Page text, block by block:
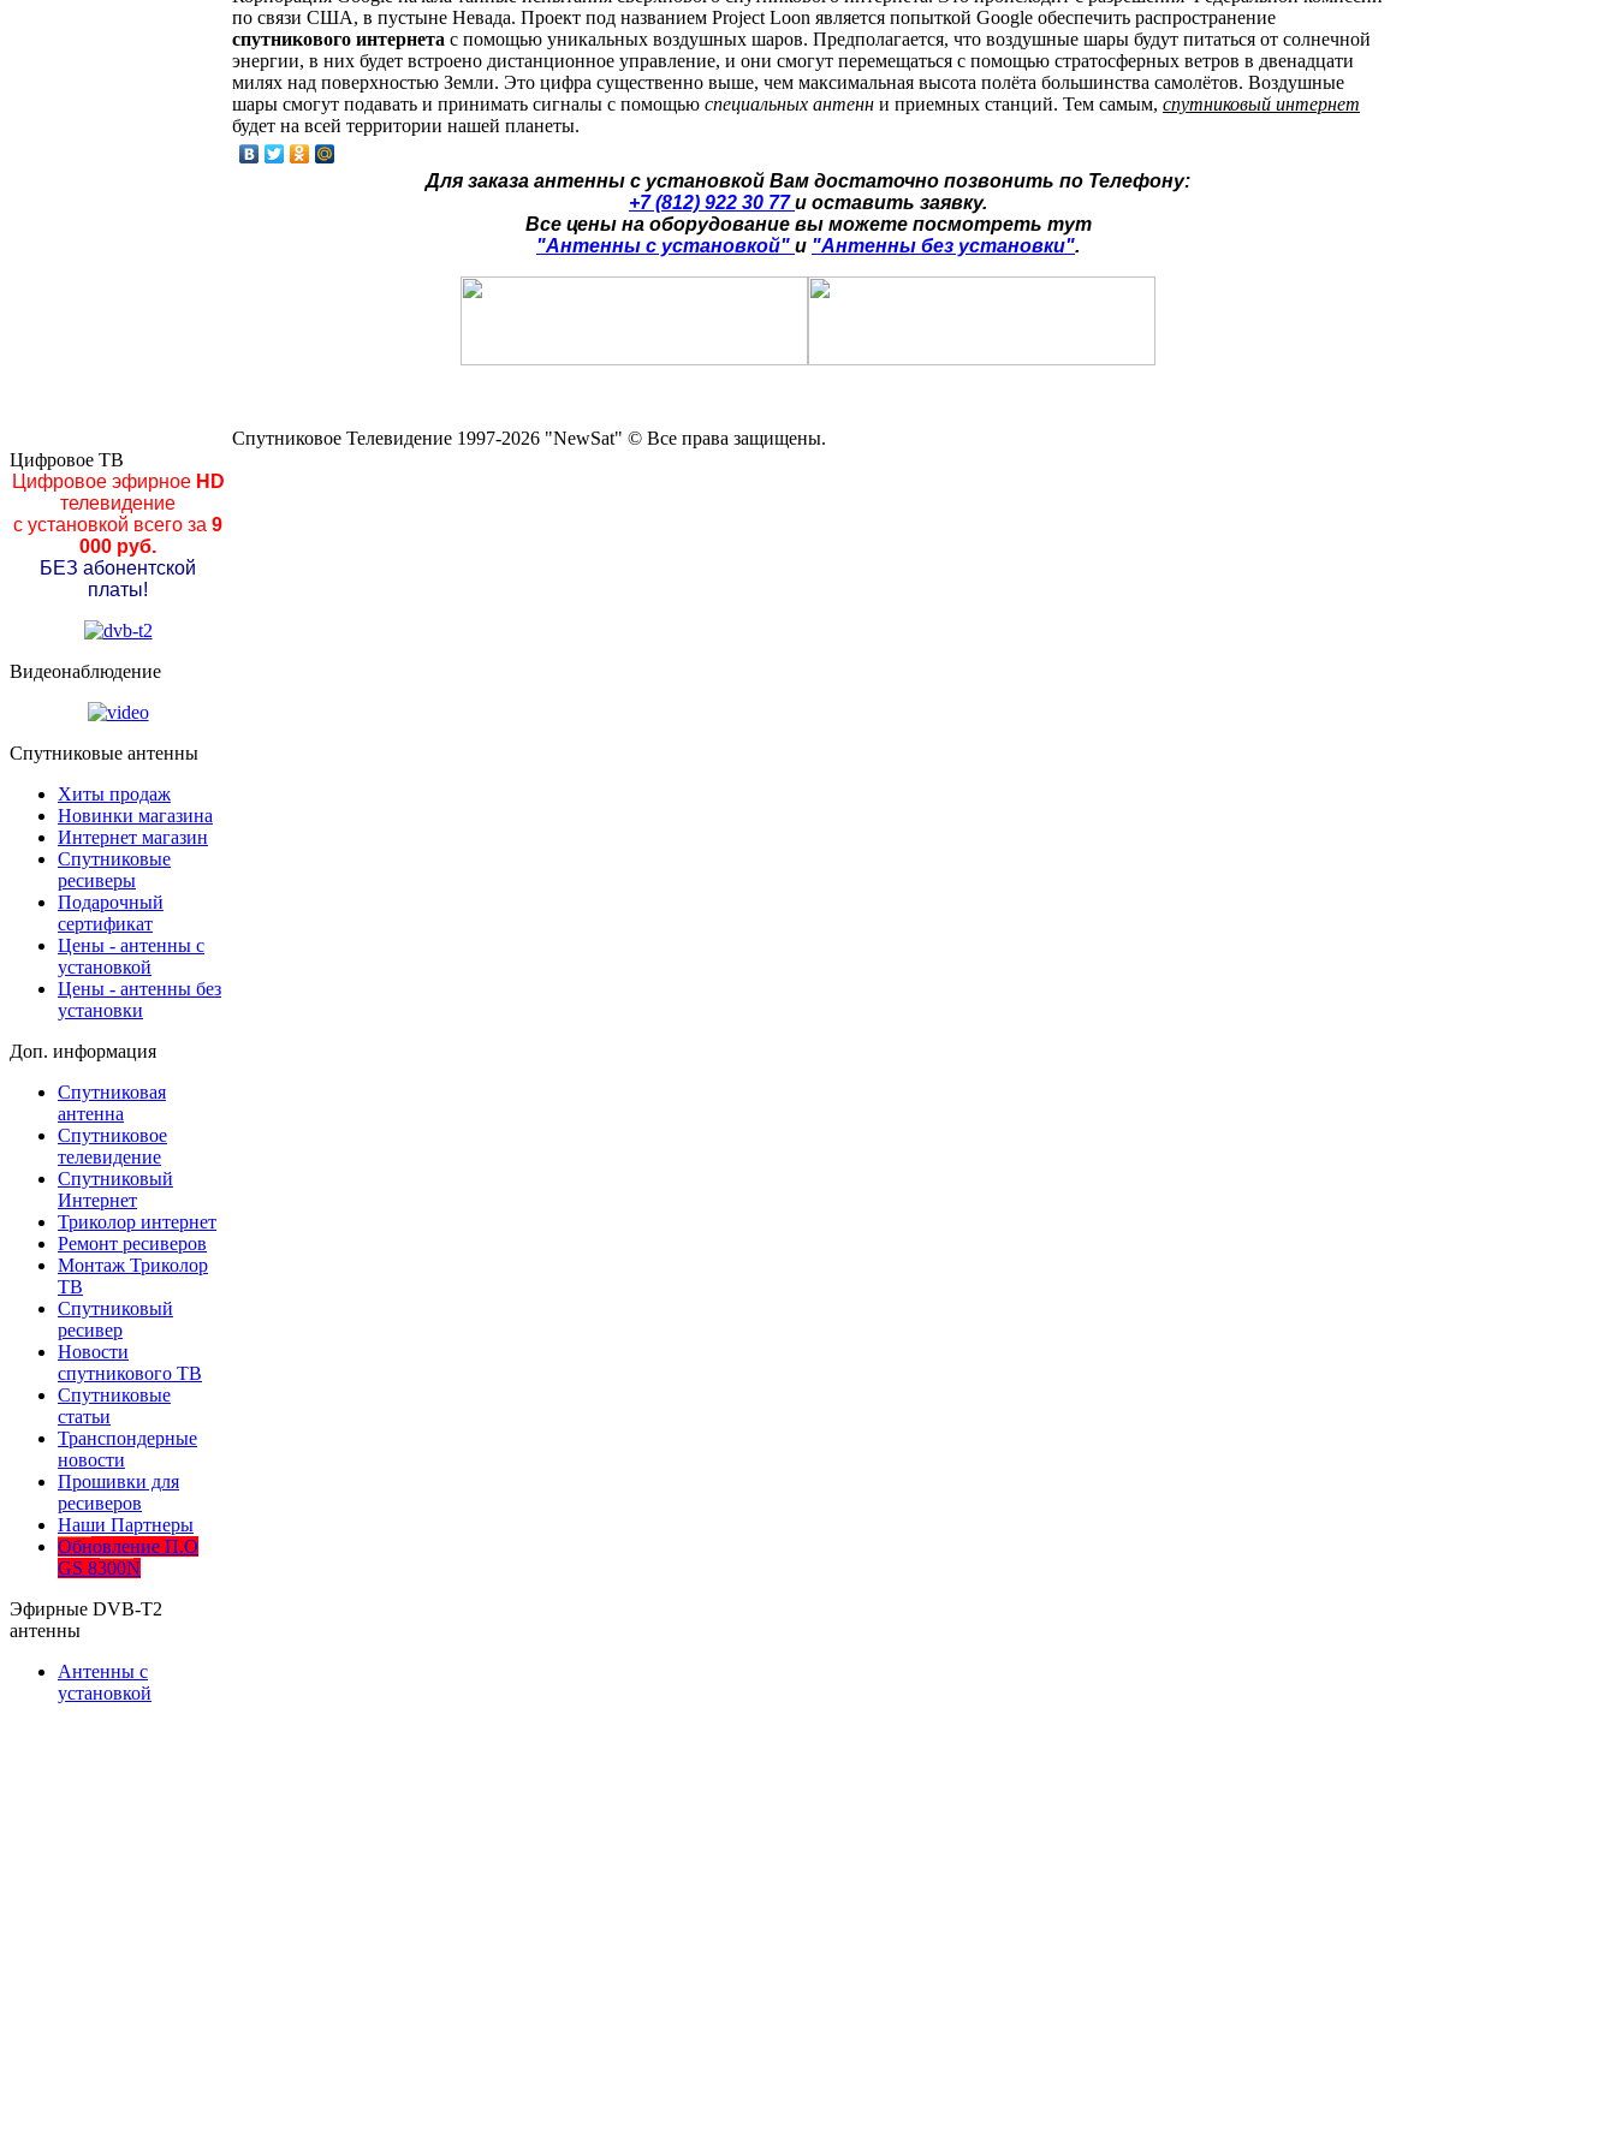
по связи США, в пустыне Невада. Проект под названием Project Loon является попыткой Google обеспечить распространение
спутникового интернета с помощью уникальных воздушных шаров. Предполагается, что воздушные шары будут питаться от солнечной
энергии, в них будет встроено дистанционное управление, и они смогут перемещаться с помощью стратосферных ветров в двенадцати
милях над поверхностью Земли. Это цифра существенно выше, чем максимальная высота полёта большинства самолётов. Воздушные
шары смогут подавать и принимать сигналы с помощью специальных антенн и приемных станций. Тем самым, спутниковый интернет
будет на всей территории нашей планеты.
Для заказа антенны с установкой Вам достаточно позвонить по Телефону:
+7 (812) 922 30 77 и оставить заявку.
Все цены на оборудование вы можете посмотреть тут
"Антенны с установкой" и "Антенны без установки".
Спутниковое Телевидение 1997-2026 "NewSat" © Все права защищены.
Цифровое ТВ
Цифровое эфирноеHD
телевидение
с установкой всего за 9
000 руб.
БЕЗ абонентской
платы!
Видеонаблюдение
Спутниковые антенны
Хиты продаж
Новинки магазина
Интернет магазин
Спутниковые
ресиверы
Подарочный
сертификат
Цены - антенны с
установкой
Цены - антенны без
установки
Доп. информация
Спутниковая
антенна
Спутниковое
телевидение
Спутниковый
Интернет
Триколор интернет
Ремонт ресиверов
Монтаж Триколор
ТВ
Спутниковый
ресивер
Новости
спутникового ТВ
Спутниковые
статьи
Транспондерные
новости
Прошивки для
ресиверов
Наши Партнеры
Обновление П.О
GS 8300N
Эфирные DVB-T2
антенны
Антенны с
установкой